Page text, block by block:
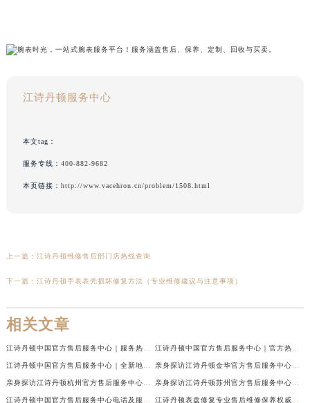
江诗丹顿服务中心
本文tag：
服务专线： 400-882-9682
本页链接： http://www.vacehron.cn/problem/1508.html
上一篇： 江诗丹顿维修售后部门店热线查询
下一篇： 江诗丹顿手表表壳损坏修复方法（专业维修建议与注意事项）
相关文章